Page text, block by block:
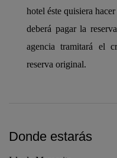
hotel éste quisiera
deberá pagar la
agencia tramitará el
reserva original.
Donde estarás